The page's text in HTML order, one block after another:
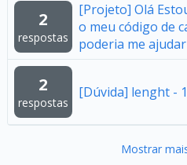
2
respostas
[Projeto] Olá
o meu código de
poderia me ajudar
2
respostas
[Dúvida] lenght - 1
Mostrar